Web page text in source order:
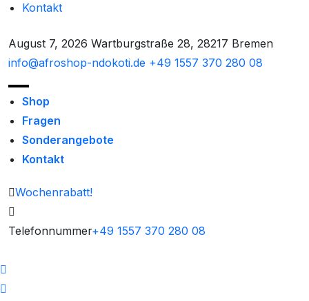
Kontakt
August 7, 2026 Wartburgstraße 28, 28217 Bremen
info@afroshop-ndokoti.de +49 1557 370 280 08
Shop
Fragen
Sonderangebote
Kontakt
Wochenrabatt!
Telefonnummer+49 1557 370 280 08